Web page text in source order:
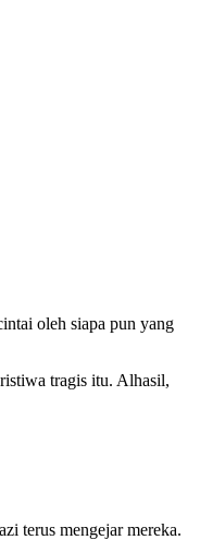
oleh siapa pun yang
tragis itu. Alhasil,
terus mengejar mereka.